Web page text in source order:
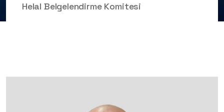
Helal Belgelendirme Komitesi